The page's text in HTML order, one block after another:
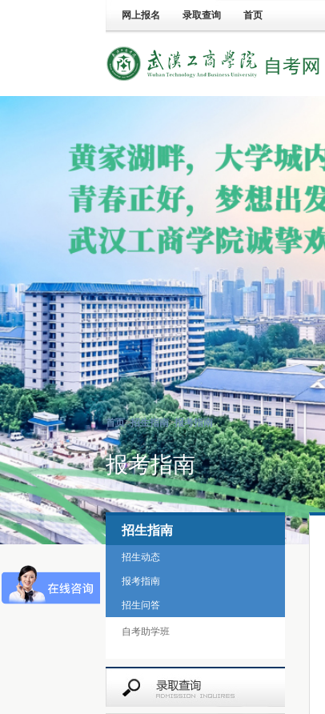
网上报名 录取查询 首页
首页>招生指南>报考指南
报考指南
招生指南
招生动态
报考指南
招生问答
自考助学班